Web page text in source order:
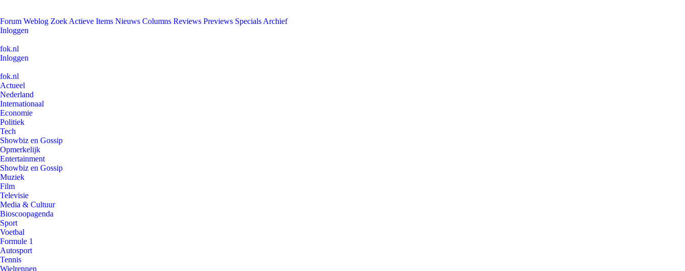
Forum Weblog Zoek Actieve Items Nieuws Columns Reviews Previews Specials Archief
Inloggen
fok.nl
Inloggen
fok.nl
Actueel
Nederland
Internationaal
Economie
Politiek
Tech
Showbiz en Gossip
Opmerkelijk
Entertainment
Showbiz en Gossip
Muziek
Film
Televisie
Media & Cultuur
Bioscoopagenda
Sport
Voetbal
Formule 1
Autosport
Tennis
Wielrennen